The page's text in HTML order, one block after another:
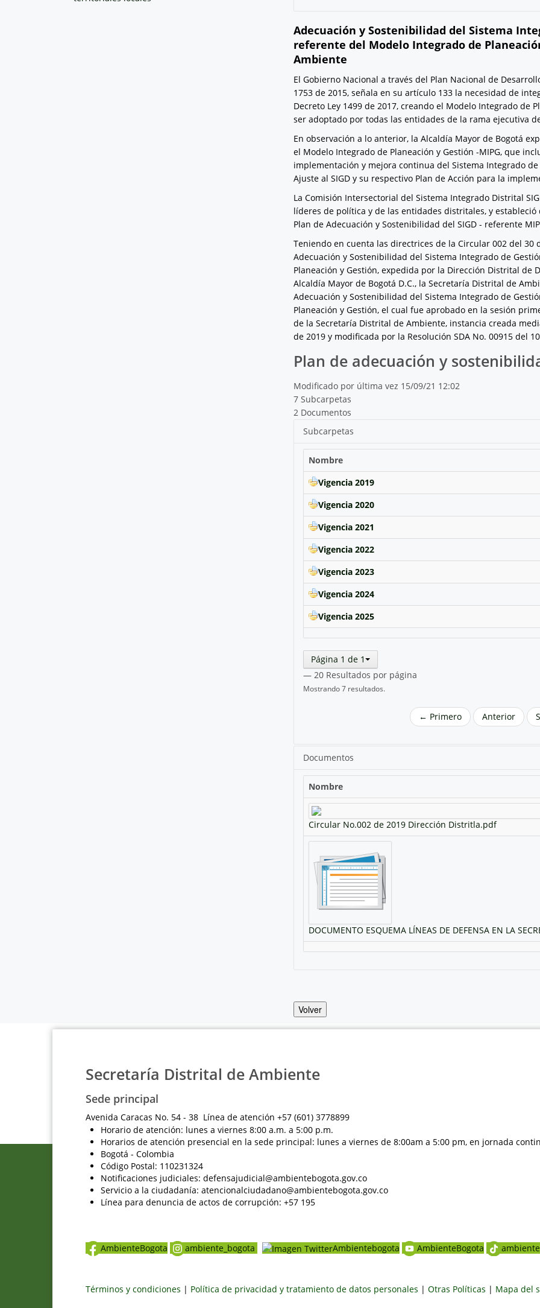
Adecuación y Sostenibilidad del Sistema
referente del Modelo Integrado de
Ambiente
El Gobierno Nacional a través del Plan Nacional de
1753 de 2015, señala en su artículo 133 la necesidad de
Decreto Ley 1499 de 2017, creando el Modelo Integrado de
ser adoptado por todas las entidades de la rama ejecutiva
En observación a lo anterior, la Alcaldía Mayor de Bogotá
el Modelo Integrado de Planeación y Gestión -MIPG, que
implementación y mejora continua del Sistema Integrado
Ajuste al SIGD y su respectivo Plan de Acción para la
La Comisión Intersectorial del Sistema Integrado Distrital
líderes de política y de las entidades distritales, y
Plan de Adecuación y Sostenibilidad del SIGD - referente
Teniendo en cuenta las directrices de la Circular 002 del
Adecuación y Sostenibilidad del Sistema Integrado de
Planeación y Gestión, expedida por la Dirección Distrital de
Alcaldía Mayor de Bogotá D.C., la Secretaría Distrital de
Adecuación y Sostenibilidad del Sistema Integrado de
Planeación y Gestión, el cual fue aprobado en la sesión
de la Secretaría Distrital de Ambiente, instancia creada
de 2019 y modificada por la Resolución SDA No. 00915 del
Plan de adecuación y
Modificado por última vez 15/09/21 12:02
7 Subcarpetas
2 Documentos
Subcarpetas
Nombre
Vigencia 2019
Vigencia 2020
Vigencia 2021
Vigencia 2022
Vigencia 2023
Vigencia 2024
Vigencia 2025
Página 1 de 1
— 20 Resultados por página
Mostrando 7 resultados.
← Primero Anterior
Documentos
Nombre
Circular No.002 de 2019 Dirección Distritla.pdf
DOCUMENTO ESQUEMA LÍNEAS DE DEFENSA EN LA
Volver
Secretaría Distrital de Ambiente
Sede principal
Avenida Caracas No. 54 - 38 Línea de atención +57 (601) 3778899
Horario de atención: lunes a viernes 8:00 a.m. a 5:00 p.m.
Horarios de atención presencial en la sede principal: lunes a viernes de 8:00am a 5:00 pm, en jornada
Bogotá - Colombia
Código Postal: 110231324
Notificaciones judiciales: defensajudicial@ambientebogota.gov.co
Servicio a la ciudadanía: atencionalciudadano@ambientebogota.gov.co
Línea para denuncia de actos de corrupción: +57 195
AmbienteBogota ambiente_bogota Ambientebogota AmbienteBogota
Términos y condiciones | Política de privacidad y tratamiento de datos personales | Otras Políticas | Mapa del